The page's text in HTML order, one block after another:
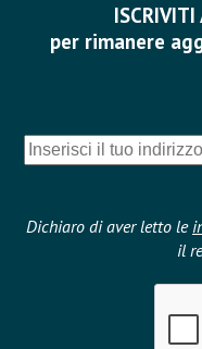
ISCRIVITI
per rimanere
Dichiaro di aver letto le
il